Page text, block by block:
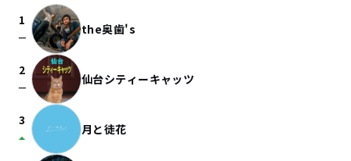
1
check_indeterminate_small the奥歯's
2
check_indeterminate_small 仙台シティーキャッツ
3
arrow_drop_up 月と徒花